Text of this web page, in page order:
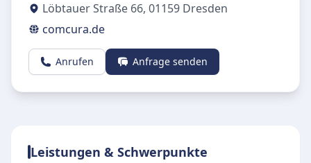
Löbtauer Straße 66, 01159 Dresden
comcura.de
Anrufen Anfrage senden
Leistungen & Schwerpunkte